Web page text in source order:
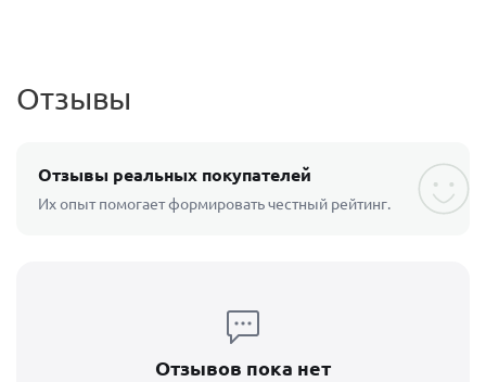
Отзывы
Отзывы реальных покупателей
Их опыт помогает формировать честный рейтинг.
Отзывов пока нет